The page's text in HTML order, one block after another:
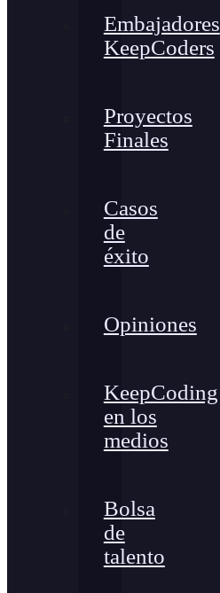
Embajadores
KeepCoders
Proyectos
Finales
Casos
de
éxito
Opiniones
KeepCoding
en los
medios
Bolsa
de
talento